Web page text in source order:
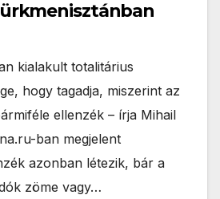
kialakult totalitárius
hogy tagadja, miszerint az
ellenzék – írja Mihail
ban megjelent
azonban létezik, bár a
zöme vagy…